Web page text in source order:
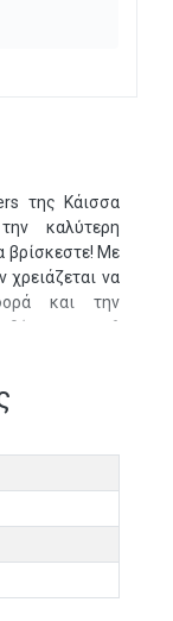
της Κάισσα
καλύτερη
βρίσκεστε! Με
χρειάζεται να
και την
σε 6